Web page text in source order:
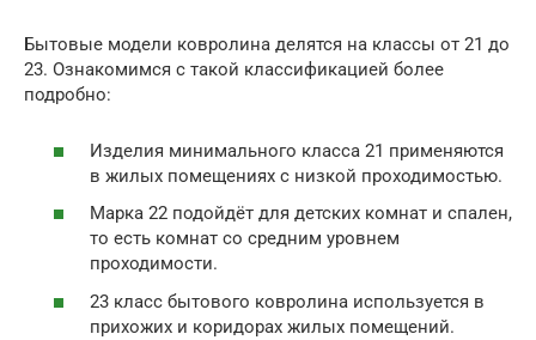
Бытовые модели ковролина делятся на классы от 21 до
23. Ознакомимся с такой классификацией более
подробно:
Изделия минимального класса 21 применяются
в жилых помещениях с низкой проходимостью.
Марка 22 подойдёт для детских комнат и спален,
то есть комнат со средним уровнем
проходимости.
23 класс бытового ковролина используется в
прихожих и коридорах жилых помещений.